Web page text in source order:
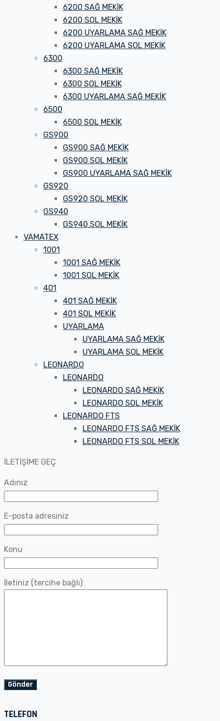
6200 SAĞ MEKİK
6200 SOL MEKİK
6200 UYARLAMA SAĞ MEKİK
6200 UYARLAMA SOL MEKİK
6300
6300 SAĞ MEKİK
6300 SOL MEKİK
6300 UYARLAMA SAĞ MEKİK
6500
6500 SOL MEKİK
GS900
GS900 SAĞ MEKİK
GS900 SOL MEKİK
GS900 UYARLAMA SAĞ MEKİK
GS920
GS920 SOL MEKİK
GS940
GS940 SOL MEKİK
VAMATEX
1001
1001 SAĞ MEKİK
1001 SOL MEKİK
401
401 SAĞ MEKİK
401 SOL MEKİK
UYARLAMA
UYARLAMA SAĞ MEKİK
UYARLAMA SOL MEKİK
LEONARDO
LEONARDO
LEONARDO SAĞ MEKİK
LEONARDO SOL MEKİK
LEONARDO FTS
LEONARDO FTS SAĞ MEKİK
LEONARDO FTS SOL MEKİK
İLETİŞİME GEÇ
Adınız
E-posta adresiniz
Konu
İletiniz (tercihe bağlı)
TELEFON